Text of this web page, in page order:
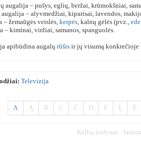
augalija – pušys, eglių, beržai, krūmokšniai,
augalija – alyvmedžiai, kiparisai, lavendos,
žemaūgės veislės, kerpės, kalnų gėlės (pvz.,
– kiminai, viržiai, samanos, spanguolės.
apibūdina augalų rūšis ir jų visumą konkrečioje
Televizija
A Ą B C Č D E Ę Ė
Kalbų žodynai